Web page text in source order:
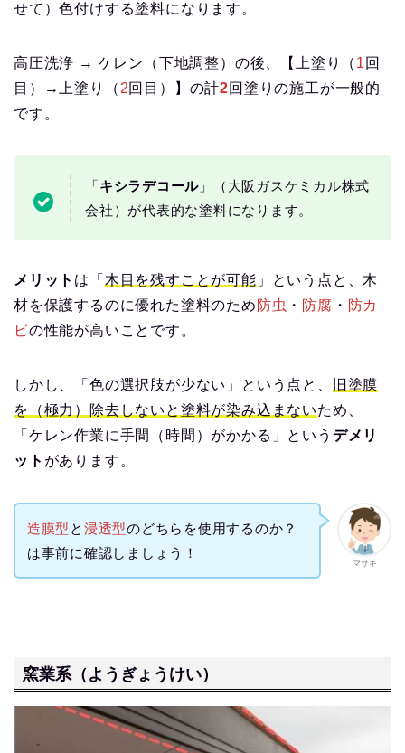
せて）色付けする塗料になります。
高圧洗浄 → ケレン（下地調整）の後、【上塗り（ 1 回
目）→上塗り（ 2回目）】の計2回塗りの施工が一般的
です。
「キシラデコール 」（大阪ガスケミカル株式
会社）が代表的な塗料になります。
メリット は「 木目を残すことが可能 」という点と、木
材を保護するのに優れた塗料のため 防虫 ・ 防腐 ・ 防カ
ビの性能が高いことです。
しかし、「色の選択肢が少ない」という点と、
旧塗膜
を（極力）除去しないと塗料が染み込まないため、
「ケレン作業に手間（時間）がかかる」という デメリ
ット があります。
マサキ
造膜型 と 浸透型のどちらを使用するのか？
は事前に確認しましょう！
窯業系（ようぎょうけい）